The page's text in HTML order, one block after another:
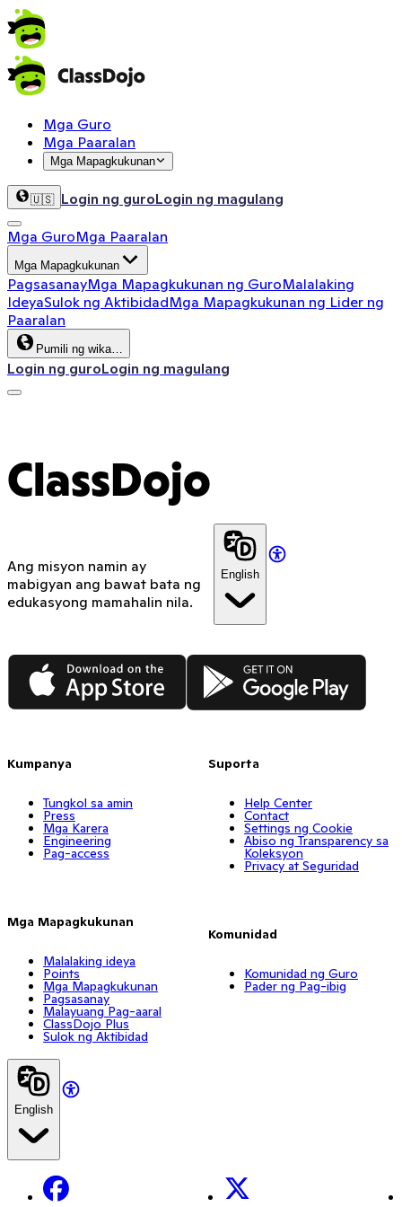
Mga Guro
Mga Paaralan
Mga Mapagkukunan
🇺🇸 Login ng guroLogin ng magulang
Mga GuroMga Paaralan
Mga Mapagkukunan
PagsasanayMga Mapagkukunan ng GuroMalalaking
IdeyaSulok ng AktibidadMga Mapagkukunan ng Lider ng
Paaralan
Pumili ng wika…
Login ng guroLogin ng magulang
ClassDojo
Ang misyon namin ay
mabigyan ang bawat bata ng
edukasyong mamahalin nila.
English
App Store Google Play
Kumpanya
Tungkol sa amin
Press
Mga Karera
Engineering
Pag-access
Mga Mapagkukunan
Malalaking ideya
Points
Mga Mapagkukunan
Pagsasanay
Malayuang Pag-aaral
ClassDojo Plus
Sulok ng Aktibidad
Suporta
Help Center
Contact
Settings ng Cookie
Abiso ng Transparency sa
Koleksyon
Privacy at Seguridad
Komunidad
Komunidad ng Guro
Pader ng Pag-ibig
English
Facebook X